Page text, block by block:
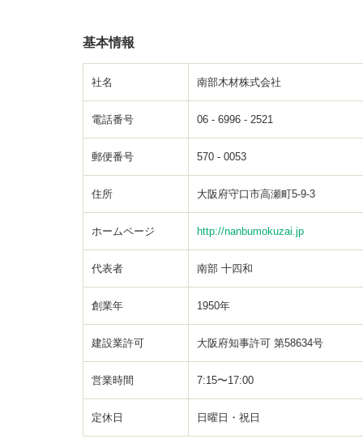
基本情報
社名 南部木材株式会社
電話番号 06 - 6996 - 2521
郵便番号 570 - 0053
住所 大阪府守口市高瀬町5-9-3
ホームページ http://nanbumokuzai.jp
代表者 南部 十四和
創業年 1950年
建設業許可 大阪府知事許可 第58634号
営業時間 7:15〜17:00
定休日 日曜日・祝日